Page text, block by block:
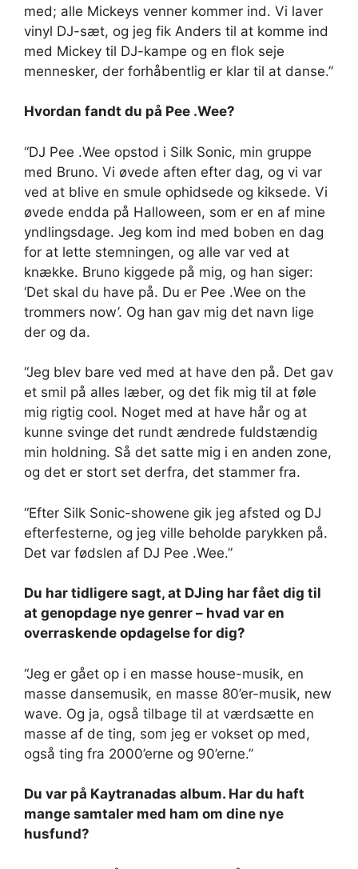
med; alle Mickeys venner kommer ind. Vi laver
vinyl DJ-sæt, og jeg fik Anders til at komme ind
med Mickey til DJ-kampe og en flok seje
mennesker, der forhåbentlig er klar til at danse.”
Hvordan fandt du på Pee .Wee?
“DJ Pee .Wee opstod i Silk Sonic, min gruppe
med Bruno. Vi øvede aften efter dag, og vi var
ved at blive en smule ophidsede og kiksede. Vi
øvede endda på Halloween, som er en af ​​mine
yndlingsdage. Jeg kom ind med boben en dag
for at lette stemningen, og alle var ved at
knække. Bruno kiggede på mig, og han siger:
‘Det skal du have på. Du er Pee .Wee on the
trommers now’. Og han gav mig det navn lige
der og da.
“Jeg blev bare ved med at have den på. Det gav
et smil på alles læber, og det fik mig til at føle
mig rigtig cool. Noget med at have hår og at
kunne svinge det rundt ændrede fuldstændig
min holdning. Så det satte mig i en anden zone,
og det er stort set derfra, det stammer fra.
“Efter Silk Sonic-showene gik jeg afsted og DJ
efterfesterne, og jeg ville beholde parykken på.
Det var fødslen af ​​DJ Pee .Wee.”
Du har tidligere sagt, at DJing har fået dig til
at genopdage nye genrer – hvad var en
overraskende opdagelse for dig?
“Jeg er gået op i en masse house-musik, en
masse dansemusik, en masse 80’er-musik, new
wave. Og ja, også tilbage til at værdsætte en
masse af de ting, som jeg er vokset op med,
også ting fra 2000’erne og 90’erne.”
Du var på Kaytranadas album. Har du haft
mange samtaler med ham om dine nye
husfund?